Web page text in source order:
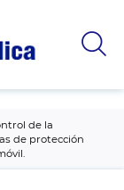
de la
de protección